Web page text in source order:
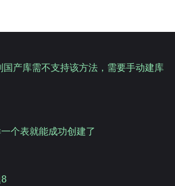
库需不支持该方法，需要手动建库
个表就能成功创建了